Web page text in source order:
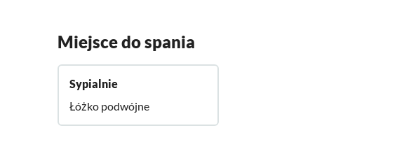
Miejsce do spania
Sypialnie
Łóżko podwójne